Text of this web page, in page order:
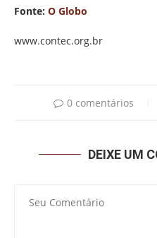
Fonte: O Globo
www.contec.org.br
0 comentários
DEIXE UM